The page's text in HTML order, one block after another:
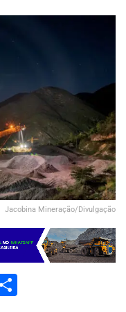
Jacobina Mineração/Divulgação
G